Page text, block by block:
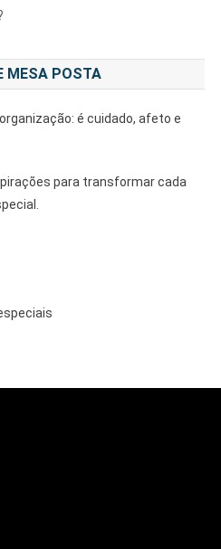
MESA POSTA
é cuidado, afeto e
para transformar cada